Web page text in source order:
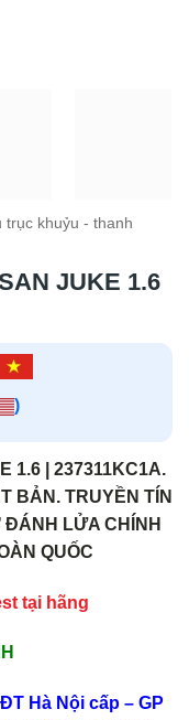
trục khuỷu - thanh
JUKE 1.6
)
1.6 | 237311KC1A.
BẢN. TRUYỀN TÍN
ĐÁNH LỬA CHÍNH
QUỐC
tại hãng
Hà Nội cấp – GP